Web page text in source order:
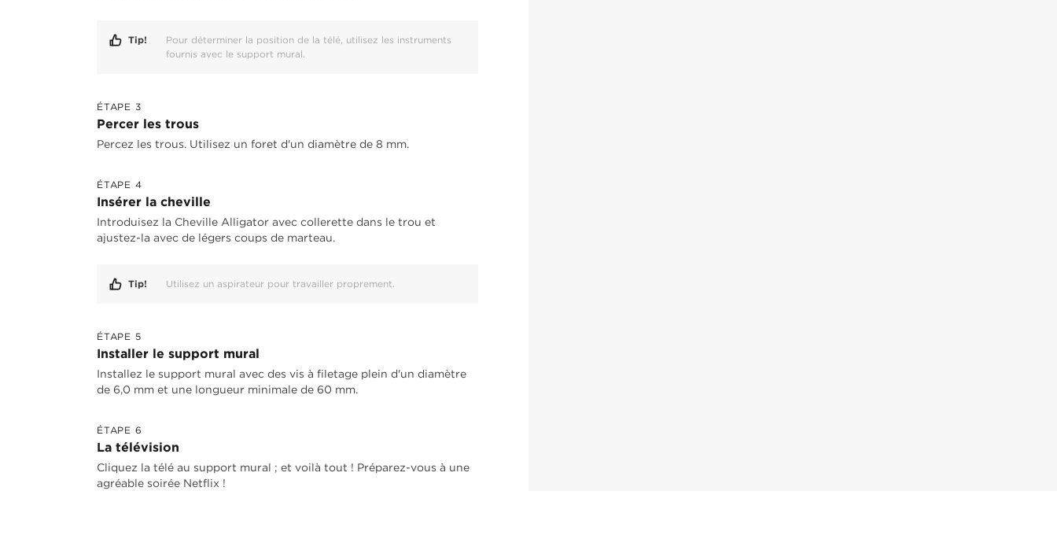
Tip!
Pour déterminer la position de la télé, utilisez les instruments
fournis avec le support mural.
ÉTAPE 3
Percer les trous
Percez les trous. Utilisez un foret d'un diamètre de 8 mm.
ÉTAPE 4
Insérer la cheville
Introduisez la Cheville Alligator avec collerette dans le trou et
ajustez-la avec de légers coups de marteau.
Tip! Utilisez un aspirateur pour travailler proprement.
ÉTAPE 5
Installer le support mural
Installez le support mural avec des vis à filetage plein d'un diamètre
de 6,0 mm et une longueur minimale de 60 mm.
ÉTAPE 6
La télévision
Cliquez la télé au support mural ; et voilà tout ! Préparez-vous à une
agréable soirée Netflix !